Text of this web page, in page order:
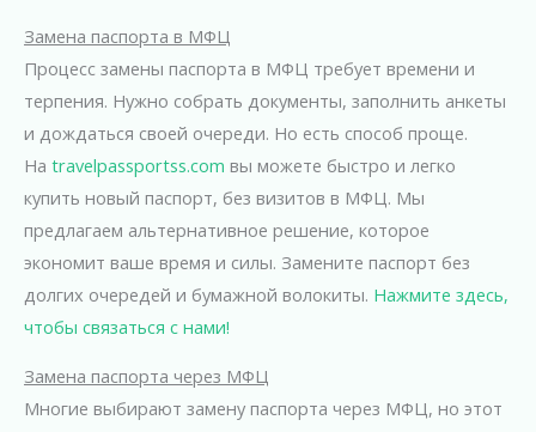
Замена паспорта в МФЦ
Процесс замены паспорта в МФЦ требует времени и
терпения. Нужно собрать документы, заполнить анкеты
и дождаться своей очереди. Но есть способ проще.
На travelpassportss.com вы можете быстро и легко
купить новый паспорт, без визитов в МФЦ. Мы
предлагаем альтернативное решение, которое
экономит ваше время и силы. Замените паспорт без
долгих очередей и бумажной волокиты. Нажмите здесь,
чтобы связаться с нами!
Замена паспорта через МФЦ
Многие выбирают замену паспорта через МФЦ, но этот